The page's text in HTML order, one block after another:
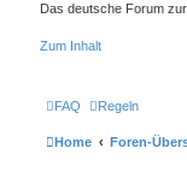
Das deutsche Forum
Zum Inhalt
FAQ Regeln
Home Foren-